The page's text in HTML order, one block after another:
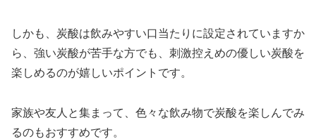
しかも、炭酸は飲みやすい口当たりに設定されていますか
ら、強い炭酸が苦手な方でも、刺激控えめの優しい炭酸を
楽しめるのが嬉しいポイントです。
家族や友人と集まって、色々な飲み物で炭酸を楽しんでみ
るのもおすすめです。